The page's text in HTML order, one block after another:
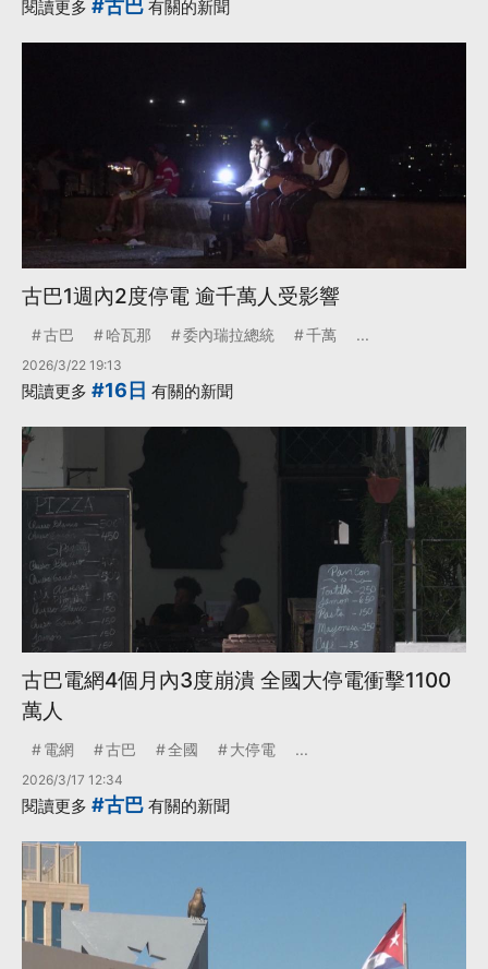
閱讀更多 #古巴 有關的新聞
古巴1週內2度停電 逾千萬人受影響
古巴 哈瓦那 委內瑞拉總統 千萬 ...
2026/3/22 19:13
閱讀更多 #16日 有關的新聞
古巴電網4個月內3度崩潰 全國大停電衝擊1100
萬人
電網 古巴 全國 大停電 ...
2026/3/17 12:34
閱讀更多 #古巴 有關的新聞